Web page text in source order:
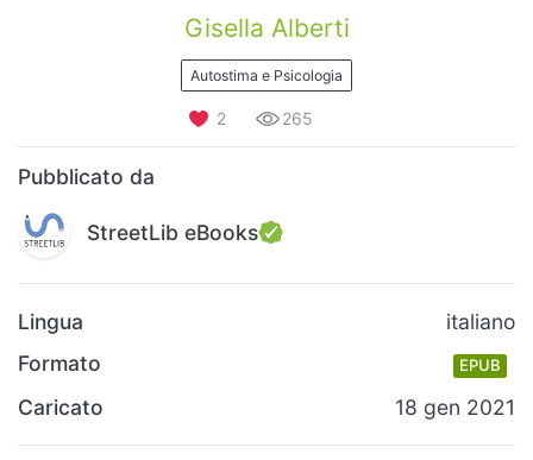
Gisella Alberti
Autostima e Psicologia
2 265
Pubblicato da
StreetLib eBooks
Lingua
italiano
Formato
EPUB
Caricato 18 gen 2021